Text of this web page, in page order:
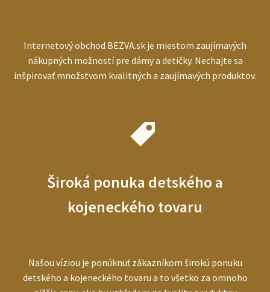
Internetový obchod BEZVA.sk je miestom zaujímavých
nákupných možností pre dámy a detičky. Nechajte sa
inšpirovať množstvom kvalitných a zaujímavých produktov.
Široká ponuka detského a
kojeneckého tovaru
Našou víziou je ponúknuť zákazníkom širokú ponuku
detského a kojeneckého tovaru a to všetko za omnoho